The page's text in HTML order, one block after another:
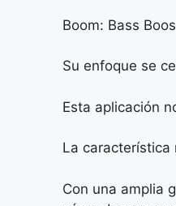
Boom: Bass
Su enfoque se
Esta aplicación
La característica
Con una amplia